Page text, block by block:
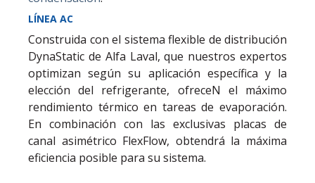
LÍNEA AC
Construida con el sistema flexible de distribución
DynaStatic de Alfa Laval, que nuestros expertos
optimizan según su aplicación específica y la
elección del refrigerante, ofreceN el máximo
rendimiento térmico en tareas de evaporación.
En combinación con las exclusivas placas de
canal asimétrico FlexFlow, obtendrá la máxima
eficiencia posible para su sistema.